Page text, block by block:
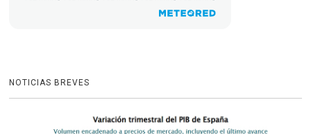
NOTICIAS BREVES